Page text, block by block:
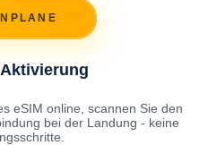
eSIM online, scannen Sie den
bei der Landung - keine